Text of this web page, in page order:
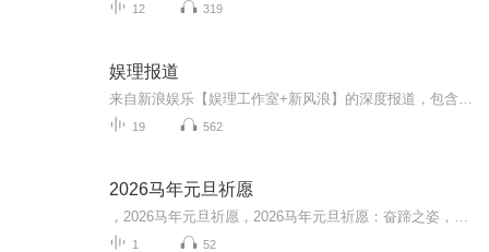
12 319
娱理报道
19 562
2026马年元旦祈愿
1 52